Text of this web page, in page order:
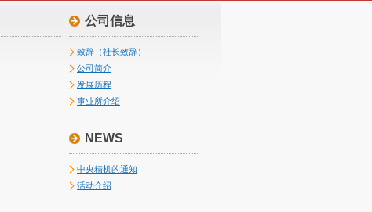
公司信息
致辞（社长致辞）
公司简介
发展历程
事业所介绍
NEWS
中央精机的通知
活动介绍